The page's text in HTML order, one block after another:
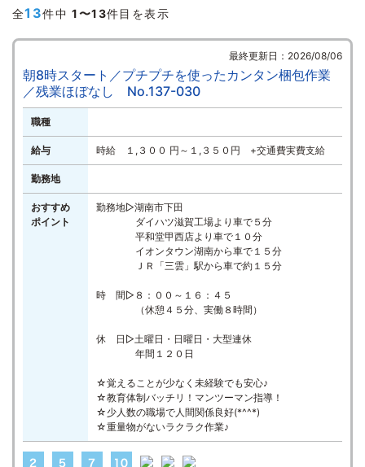
全13件中1〜13件目を表示
最終更新日：2026/08/06
朝8時スタート／プチプチを使ったカンタン梱包作業
／残業ほぼなし No.137-030
職種
給与 時給 １,３００ 円～１,３５０円 +交通費実費支給
勤務地
おすすめ
ポイント
勤務地▷湖南市下田
ダイハツ滋賀工場より車で５分
平和堂甲西店より車で１０分
イオンタウン湖南から車で１５分
ＪＲ「三雲」駅から車で約１５分
時 間▷８：００～１６：４５
（休憩４５分、実働８時間）
休 日▷土曜日・日曜日・大型連休
年間１２０日
☆覚えることが少なく未経験でも安心♪
☆教育体制バッチリ！マンツーマン指導！
☆少人数の職場で人間関係良好(*^^*)
☆重量物がないラクラク作業♪